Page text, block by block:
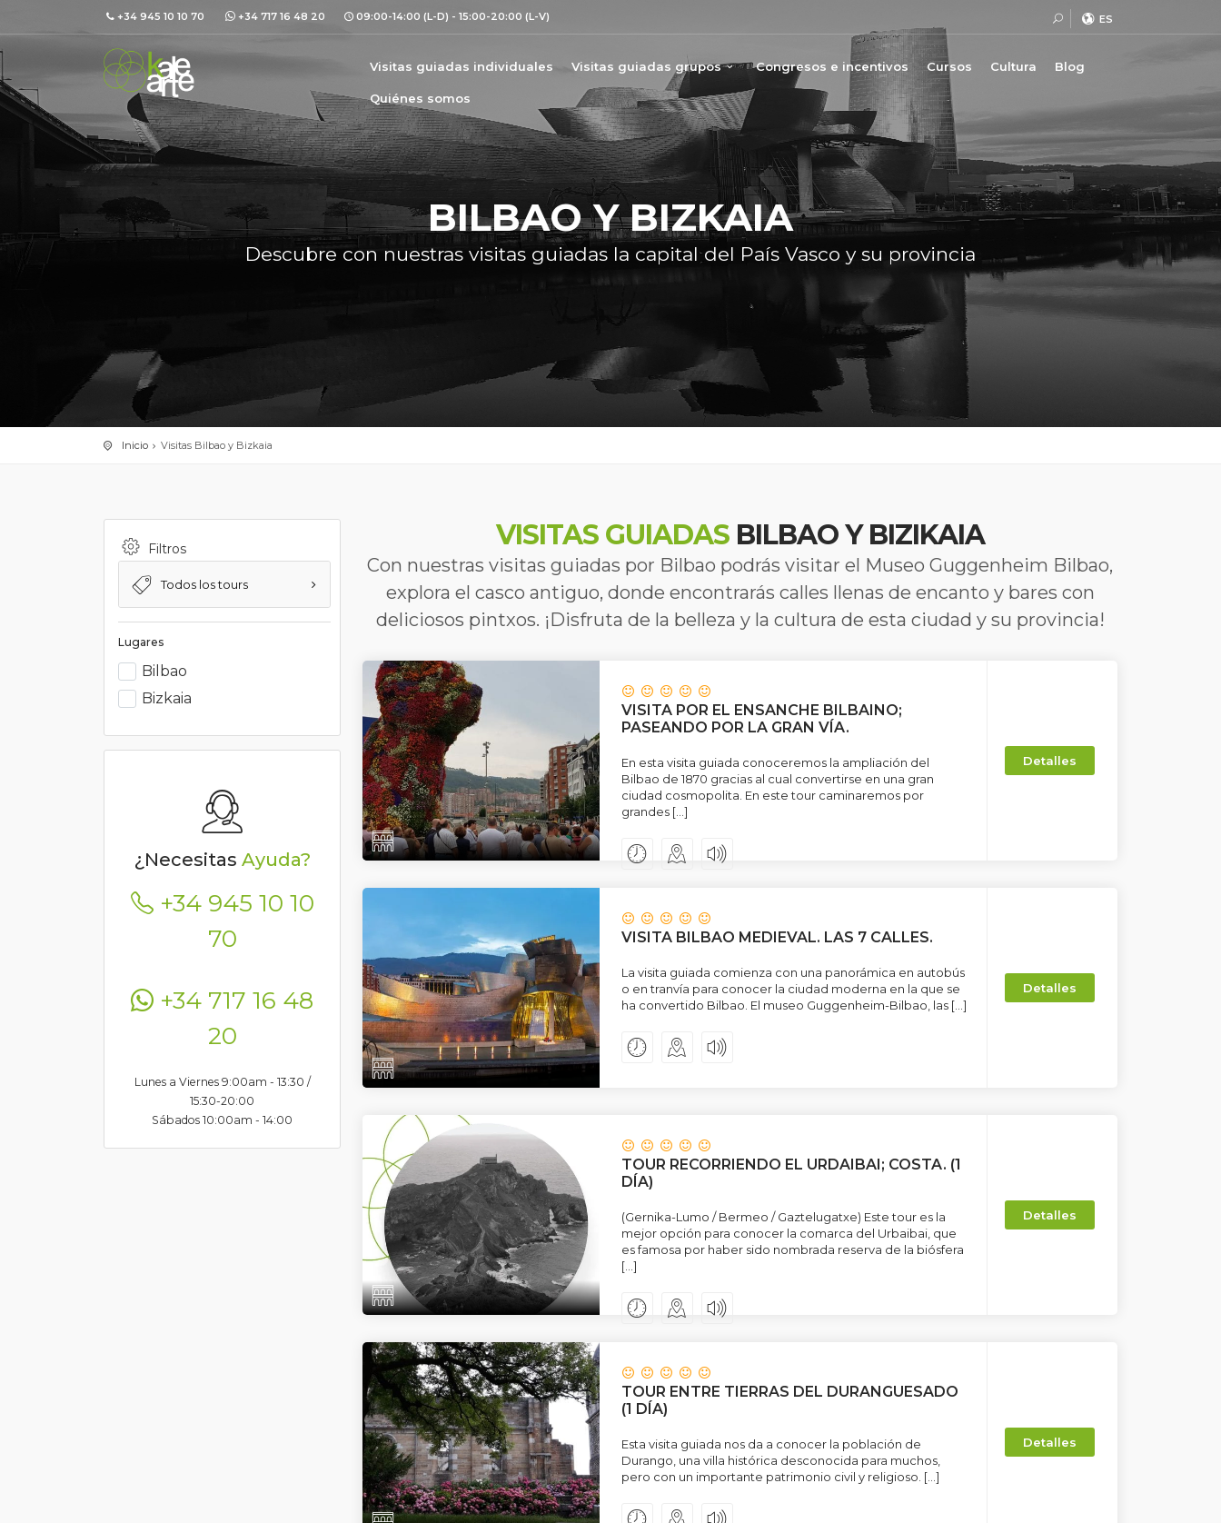
+34 945 10 10 70 +34 717 16 48 20 09:00-14:00 (L-D) - 15:00-20:00 (L-V) ES
Visitas guiadas individuales Visitas guiadas grupos Congresos e incentivos Cursos Cultura Blog
Quiénes somos
BILBAO Y BIZKAIA
Descubre con nuestras visitas guiadas la capital del País Vasco y su provincia
Inicio Visitas Bilbao y Bizkaia
Filtros
Todos los tours
Lugares
Bilbao
Bizkaia
¿Necesitas Ayuda?
+34 945 10 10
70
+34 717 16 48
20
Lunes a Viernes 9:00am - 13:30 /
15:30-20:00
Sábados 10:00am - 14:00
VISITAS GUIADAS BILBAO Y BIZIKAIA
Con nuestras visitas guiadas por Bilbao podrás visitar el Museo Guggenheim Bilbao,
explora el casco antiguo, donde encontrarás calles llenas de encanto y bares con
deliciosos pintxos. ¡Disfruta de la belleza y la cultura de esta ciudad y su provincia!
VISITA POR EL ENSANCHE BILBAINO;
PASEANDO POR LA GRAN VÍA.
En esta visita guiada conoceremos la ampliación del
Bilbao de 1870 gracias al cual convertirse en una gran
ciudad cosmopolita. En este tour caminaremos por
grandes […]
Detalles
VISITA BILBAO MEDIEVAL. LAS 7 CALLES.
La visita guiada comienza con una panorámica en autobús
o en tranvía para conocer la ciudad moderna en la que se
ha convertido Bilbao. El museo Guggenheim-Bilbao, las […]
Detalles
TOUR RECORRIENDO EL URDAIBAI; COSTA. (1
DÍA)
(Gernika-Lumo / Bermeo / Gaztelugatxe) Este tour es la
mejor opción para conocer la comarca del Urbaibai, que
es famosa por haber sido nombrada reserva de la biósfera
[…]
Detalles
TOUR ENTRE TIERRAS DEL DURANGUESADO
(1 DÍA)
Esta visita guiada nos da a conocer la población de
Durango, una villa histórica desconocida para muchos,
pero con un importante patrimonio civil y religioso. […]
Detalles